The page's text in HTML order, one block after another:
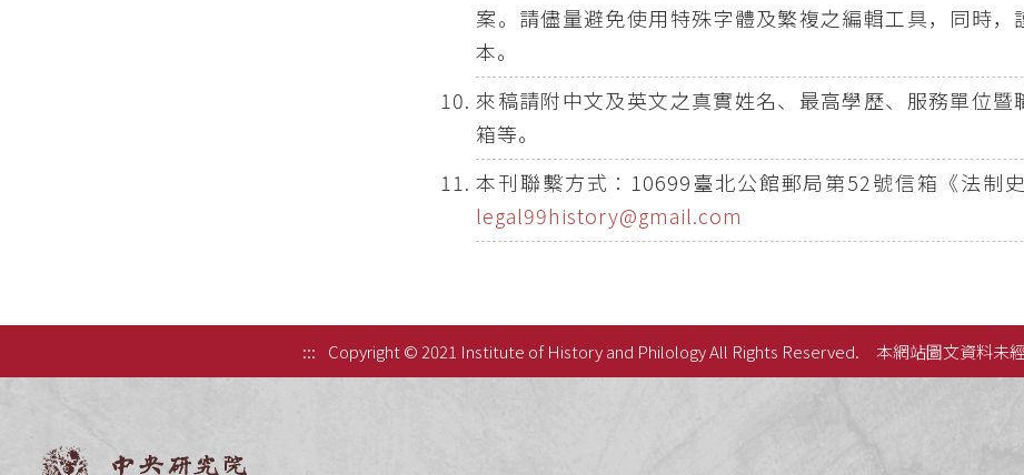
案。請儘量避免使用特殊字體及繁複之編輯工具，同時
本。
來稿請附中文及英文之真實姓名、最高學歷、服務單位
箱等。
本刊聯繫方式︰10699臺北公館郵局第52號信箱《法制
legal99history@gmail.com
::: Copyright © 2021 Institute of History and Philology All Rights Reserved. 本網站圖文資料未